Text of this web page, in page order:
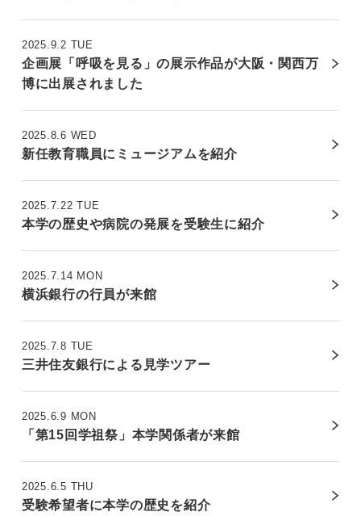
2025.9.2 TUE
企画展「呼吸を見る」の展示作品が大阪・関西万
博に出展されました
2025.8.6 WED
新任教育職員にミュージアムを紹介
2025.7.22 TUE
本学の歴史や病院の発展を受験生に紹介
2025.7.14 MON
横浜銀行の行員が来館
2025.7.8 TUE
三井住友銀行による見学ツアー
2025.6.9 MON
「第15回学祖祭」本学関係者が来館
2025.6.5 THU
受験希望者に本学の歴史を紹介